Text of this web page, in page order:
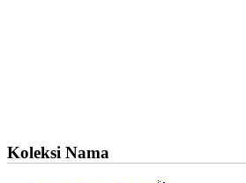
Koleksi Nama